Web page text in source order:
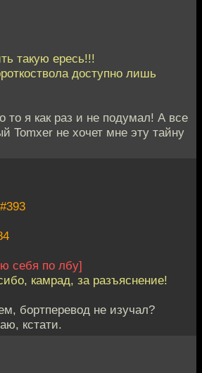
такую ересь!!!
доступно лишь
то я как раз и не подумал! А все
Tomxer не хочет мне эту тайну
#393
себя по лбу]
камрад, за разъяснение!
бортперевод не изучал?
кстати.